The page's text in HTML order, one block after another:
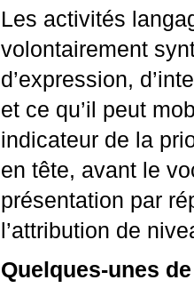
Les activités
volontairement
d’expression,
et ce qu’il peut
indicateur de la
en tête, avant le
présentation par
l’attribution de
Quelques-unes